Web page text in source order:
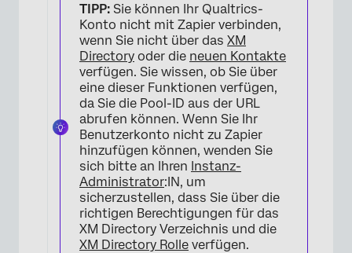
TIPP: Sie können Ihr Qualtrics-
Konto nicht mit Zapier verbinden,
wenn Sie nicht über das XM
Directory oder die neuen Kontakte
verfügen. Sie wissen, ob Sie über
eine dieser Funktionen verfügen,
da Sie die Pool-ID aus der URL
abrufen können. Wenn Sie Ihr
Benutzerkonto nicht zu Zapier
hinzufügen können, wenden Sie
sich bitte an Ihren Instanz-
Administrator:IN, um
sicherzustellen, dass Sie über die
richtigen Berechtigungen für das
XM Directory Verzeichnis und die
XM Directory Rolle verfügen.